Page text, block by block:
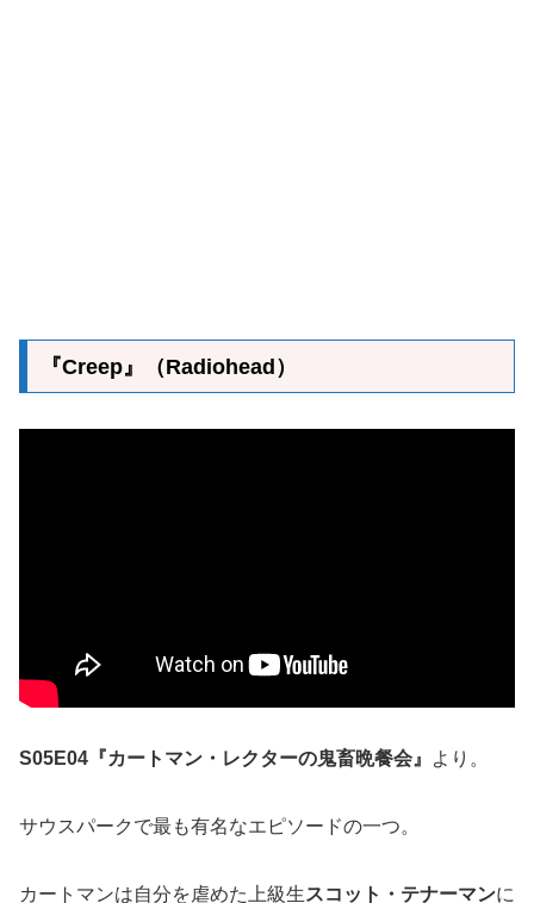
『Creep』（Radiohead）
S05E04『カートマン・レクターの鬼畜晩餐会』 より。
サウスパークで最も有名なエピソードの一つ。
カートマンは自分を虐めた上級生スコット・テナーマンに